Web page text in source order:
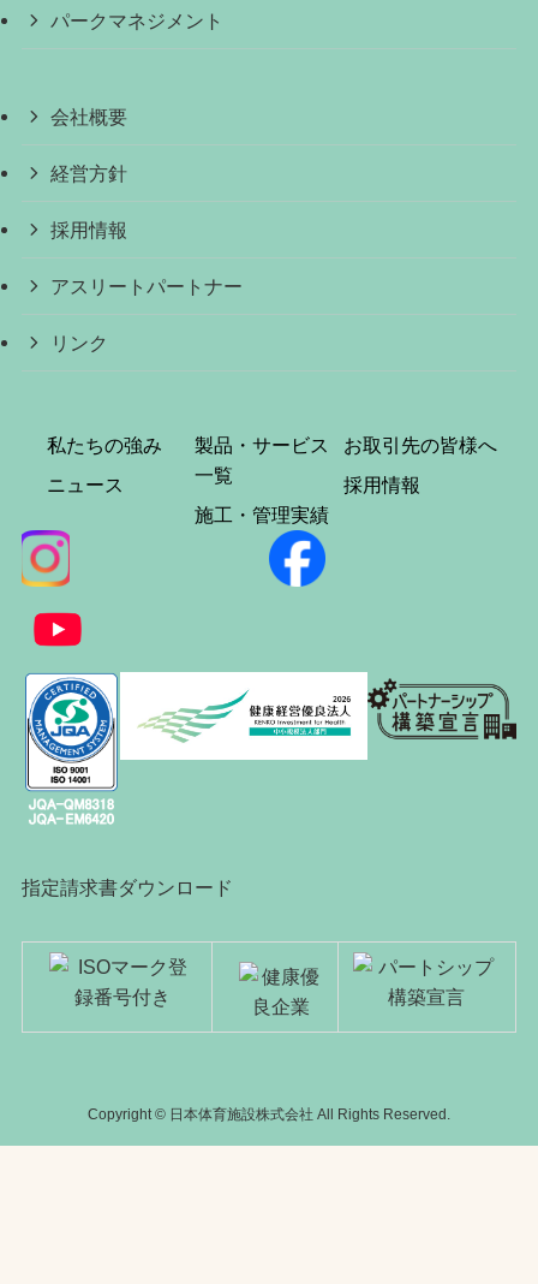
パークマネジメント
会社概要
経営方針
採用情報
アスリートパートナー
リンク
私たちの強み
ニュース
製品・サービス
一覧
施工・管理実績
お取引先の皆様へ
採用情報
指定請求書ダウンロード
Copyright © 日本体育施設株式会社 All Rights Reserved.